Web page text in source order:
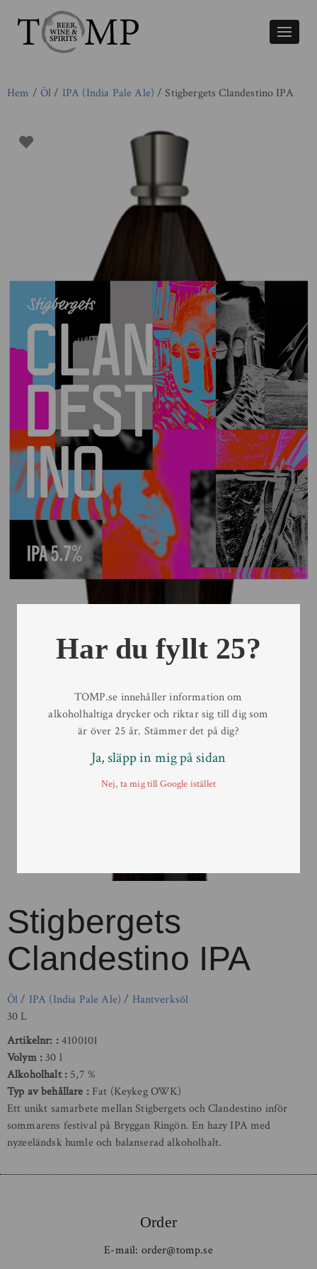
Växla
Hem / Öl/ IPA (India Pale Ale) / Stigbergets Clandestino IPA
Stigbergets
Clandestino IPA
Öl/ IPA (India Pale Ale) / Hantverksöl
30 L
Artikelnr:
4100101
Volym 30 l
Alkoholhalt
5,7 %
Typ av behållare
Fat (Keykeg OWK)
Ett unikt samarbete mellan Stigbergets och Clandestino inför
sommarens festival på Bryggan Ringön. En hazy IPA med
nyzeeländsk humle och balanserad alkoholhalt.
Order
E-mail: order@tomp.se
Har du fyllt 25?
TOMP.se innehåller information om
alkoholhaltiga drycker och riktar sig till dig som
är över 25 år. Stämmer det på dig?
Ja, släpp in mig på sidan
Nej, ta mig till Google istället